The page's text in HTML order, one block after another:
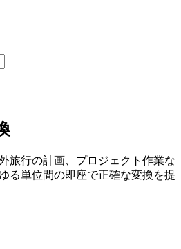
旅行の計画、プロジェクト作業な
る単位間の即座で正確な変換を提